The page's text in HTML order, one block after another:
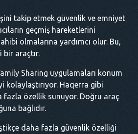
takip etmek güvenlik ve emniyet
geçmiş hareketlerini
olmalarına yardımcı olur. Bu,
bir araçtır.
Sharing uygulamaları konum
kolaylaştırıyor. Haqerra gibi
fazla özellik sunuyor. Doğru araç
bağlıdır.
daha fazla güvenlik özelliği